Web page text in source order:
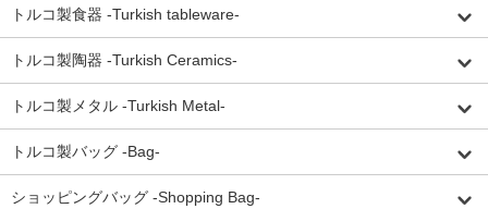
トルコ製食器 -Turkish tableware-
トルコ製陶器 -Turkish Ceramics-
トルコ製メタル -Turkish Metal-
トルコ製バッグ -Bag-
ショッピングバッグ -Shopping Bag-